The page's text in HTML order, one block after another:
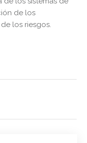
de los
los riesgos.